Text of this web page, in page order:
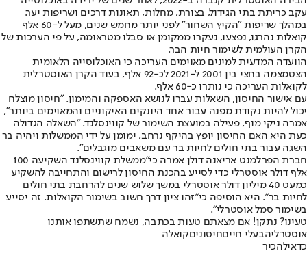
עקב כריתת בתי הגידול, בצורת, מחלות, תאונות דרכים ושריפות יער.
במהלך שריפות "הקיץ השחור" לפני יותר מחמש שנים, מעל ל-60 אלף
קואלות נהרגו, נפצעו, נעקרו ממקומן או סבלו מטראומה, על פי הערכות של
הקרן העולמית לשימור חיות הבר.
הוועדה המדעית למינים מאוימים העריכה כי האוכלוסייה הלאומית
הצטמצמה בחצי בין 2001 ל-2021 לכ-92 אלף, בעוד הקרן האוסטרלית
לקואלות העריכה כי נותרו כ-60 אלף.
עם אישור החיסון, השאלות עברו לנושא האספקה והמימון. "חיסון מוצלח
יכול להיות נקודת מפנה עבור אחד היונקים האיקוניים והמאוימים ביותר",
אמרה ניקי מוף, פעילה במועצת השימור של קווינסלנד. "השאלה הגדולה
כעת היא האם החיסון יופץ בהיקף נרחב, ימומן על ידי הממשלות ויהיה בר
השגה עבור בתי חולים לחיות בר עם משאבים מוגבלים".
חברת הפרלמנט אריאנה דולן אמרה כי
"ממשלת קווינסלנד השקיעה 100
אלף דולר אוסטרלי כדי לסייע בהכנת החיסון לרישום והתחייבה להשקיע
כמעט 40 מיליון דולר אוסטרלי במשך שלוש שנים להרחבת בתי חולים
לחיות בר". היא הוסיפה כי"זהו ציון דרך חשוב בשימור הקואלות. זה יסייע
בשימור סמל אוסטרלי".
טעינו? נתקן! אם מצאתם טעות בכתבה, נשמח שתשתפו אותנו
אוסטרליהבעלי חייםחיסוניםקואלה
כדאילהכיר